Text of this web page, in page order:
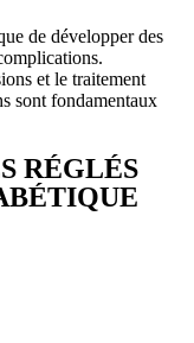
de développer des
et le traitement
sont fondamentaux
RÉGLÉS